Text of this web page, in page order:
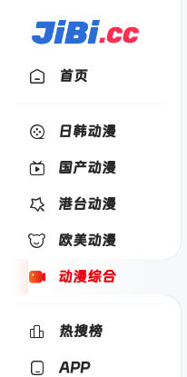
首页
日韩动漫
国产动漫
港台动漫
欧美动漫
动漫综合
热搜榜
APP